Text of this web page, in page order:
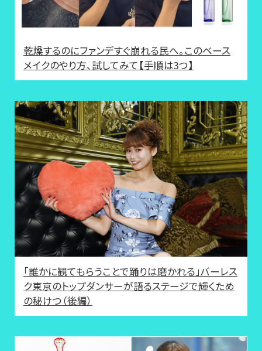
乾燥するのにファンデすぐ崩れる民へ。このベース
メイクのやり方、試してみて【手順は3つ】
「誰かに観てもらうことで踊りは磨かれる」バーレス
ク東京のトップダンサーが語るステージで輝くため
の秘けつ（後編）